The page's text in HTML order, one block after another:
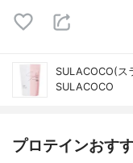
SULACOCO(ス
SULACOCO
プロテインおす